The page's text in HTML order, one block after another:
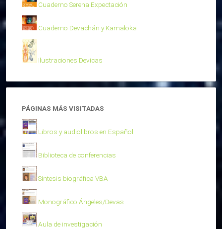
Cuaderno Serena Expectación
Cuaderno Devachán y Kamaloka
Ilustraciones Devicas
PÁGINAS MÁS VISITADAS
Libros y audiolibros en Español
Biblioteca de conferencias
Síntesis biográfica VBA
Monográfico Ángeles/Devas
Aula de investigación